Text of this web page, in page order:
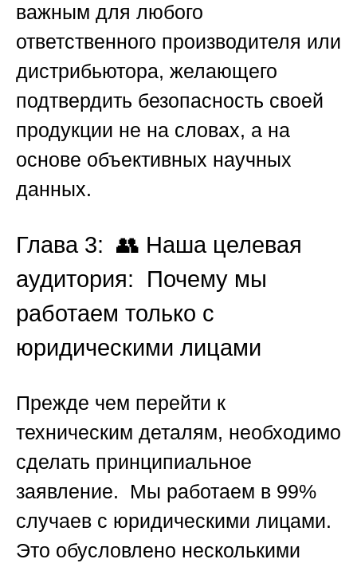
важным для любого
ответственного производителя или
дистрибьютора, желающего
подтвердить безопасность своей
продукции не на словах, а на
основе объективных научных
данных.
Глава 3: 👥 Наша целевая
аудитория: Почему мы
работаем только с
юридическими лицами
Прежде чем перейти к
техническим деталям, необходимо
сделать принципиальное
заявление. Мы работаем в 99%
случаев с юридическими лицами.
Это обусловлено несколькими